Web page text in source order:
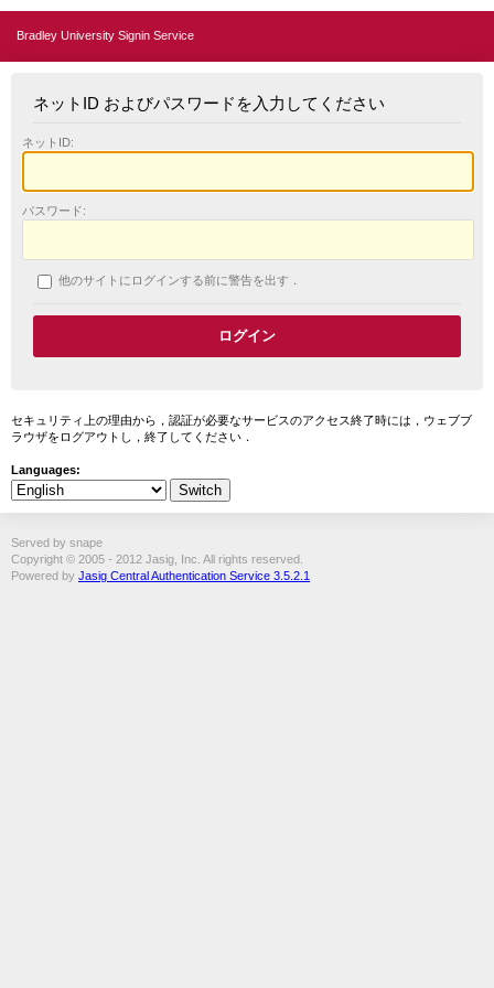
Bradley University Signin Service
ネットID およびパスワードを入力してください
ネットID:
パスワード:
他のサイトにログインする前に警告を出す．
セキュリティ上の理由から，認証が必要なサービスのアクセス終了時には，ウェブブ
ラウザをログアウトし，終了してください．
Languages:
Served by snape
Copyright © 2005 - 2012 Jasig, Inc. All rights reserved.
Powered by Jasig Central Authentication Service 3.5.2.1